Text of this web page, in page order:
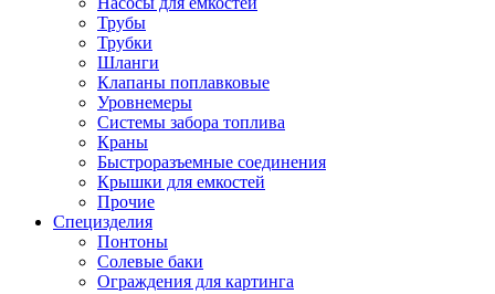
Трубы
Трубки
Шланги
Клапаны поплавковые
Уровнемеры
Системы забора топлива
Краны
Быстроразъемные соединения
Крышки для емкостей
Прочие
Специзделия
Понтоны
Солевые баки
Ограждения для картинга